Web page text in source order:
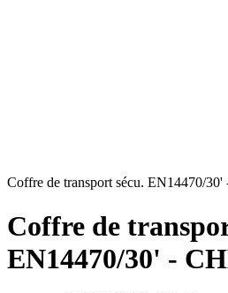
Coffre de transport sécu. EN14470/
Coffre de
EN14470/30' -